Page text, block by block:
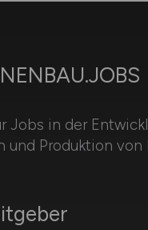
Jobs in der
und Produktion von